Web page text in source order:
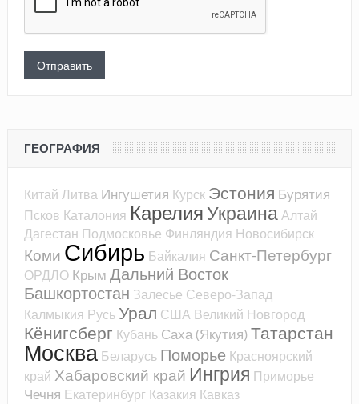
ГЕОГРАФИЯ
Китай Литва Ингушетия Курск Эстония Бурятия
Псков Каталония КарелияУкраинаАлтай
Дагестан Подмосковье Финляндия Новосибирск
Коми Сибирь Байкалия Санкт-Петербург
ОРДЛО Крым Дальний Восток
Башкортостан Залесье Северо-Запад
Калмыкия Русь Урал США Великий Новгород
Кёнигсберг Кубань Саха (Якутия) Татарстан
Москва Беларусь Поморье Красноярский
край Хабаровский край Ингрия Приморье
Чечня Екатеринбург Казакия Кавказ